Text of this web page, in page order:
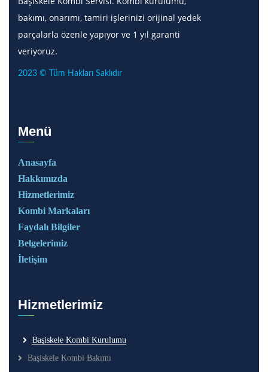
bakımı, onarımı, tamiri işlerinizi orijinal yedek
parçalarla özenle yapıyor ve 1 yıl garanti
veriyoruz.
2023 © Tüm Hakları Saklıdır
Menü
Anasayfa
Hakkımızda
Hizmetlerimiz
Kombi Markaları
Faydalı Bilgiler
Belgelerimiz
İletişim
Hizmetlerimiz
Başiskele Kombi Kurulumu
Başiskele Kombi Bakımı